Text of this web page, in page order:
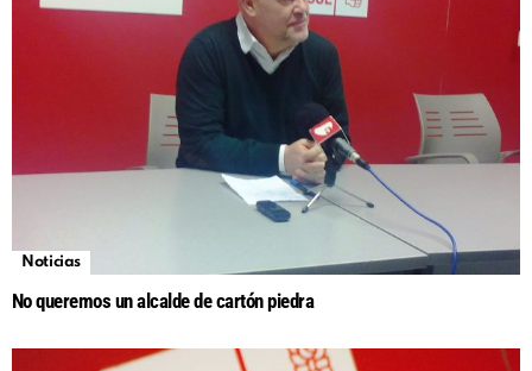
Noticias
No queremos un alcalde de cartón piedra